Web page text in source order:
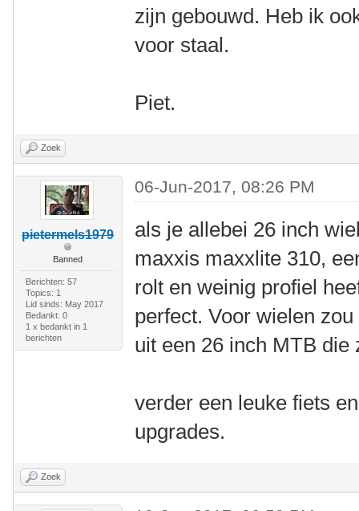
zijn gebouwd. Heb ik
voor staal.
Piet.
Zoek
pietermels1979
Banned
Berichten: 57
Topics: 1
Lid sinds: May 2017
Bedankt: 0
1 x bedankt in 1
berichten
06-Jun-2017, 08:26 PM
als je allebei 26 inch
maxxis maxxlite 310,
rolt en weinig profiel
perfect. Voor wielen
uit een 26 inch MTB die
verder een leuke fiets
upgrades.
Zoek